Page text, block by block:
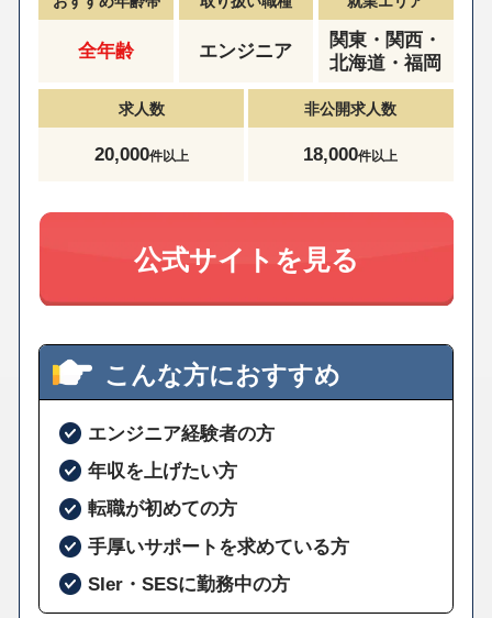
全年齢 エンジニア
関東・関西・
北海道・福岡
求人数
20,000件以上
非公開求人数
18,000件以上
公式サイトを見る
こんな方におすすめ
エンジニア経験者の方
年収を上げたい方
転職が初めての方
手厚いサポートを求めている方
SIer・SESに勤務中の方